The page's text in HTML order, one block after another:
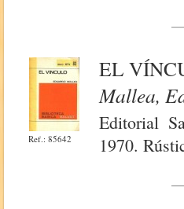
Ref.: 85642
EL
Mallea,
Editorial
1970.